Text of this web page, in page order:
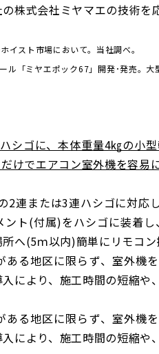
株式会社ミヤマエの技術を
スト市場において。当社調べ。
「ミヤエポック67」開発･発売。大
シゴに、本体重量4㎏の小
けでエアコン室外機を容易
2連または3連ハシゴに対応
ント(付属)をハシゴに装着
へ(5ｍ以内)簡単にリモコン
ある地区に限らず、室外機
入により、施工時間の短縮
ある地区に限らず、室外機
により、施工時間の短縮や